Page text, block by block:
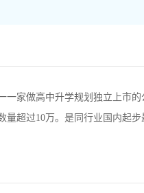
一家做高中升学规划独立上市
量超过10万。是同行业国内起步